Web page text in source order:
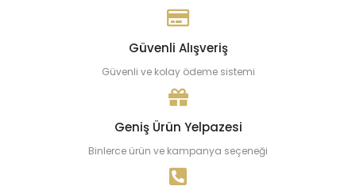
Güvenli Alışveriş
Güvenli ve kolay ödeme sistemi
Geniş Ürün Yelpazesi
Binlerce ürün ve kampanya seçeneği